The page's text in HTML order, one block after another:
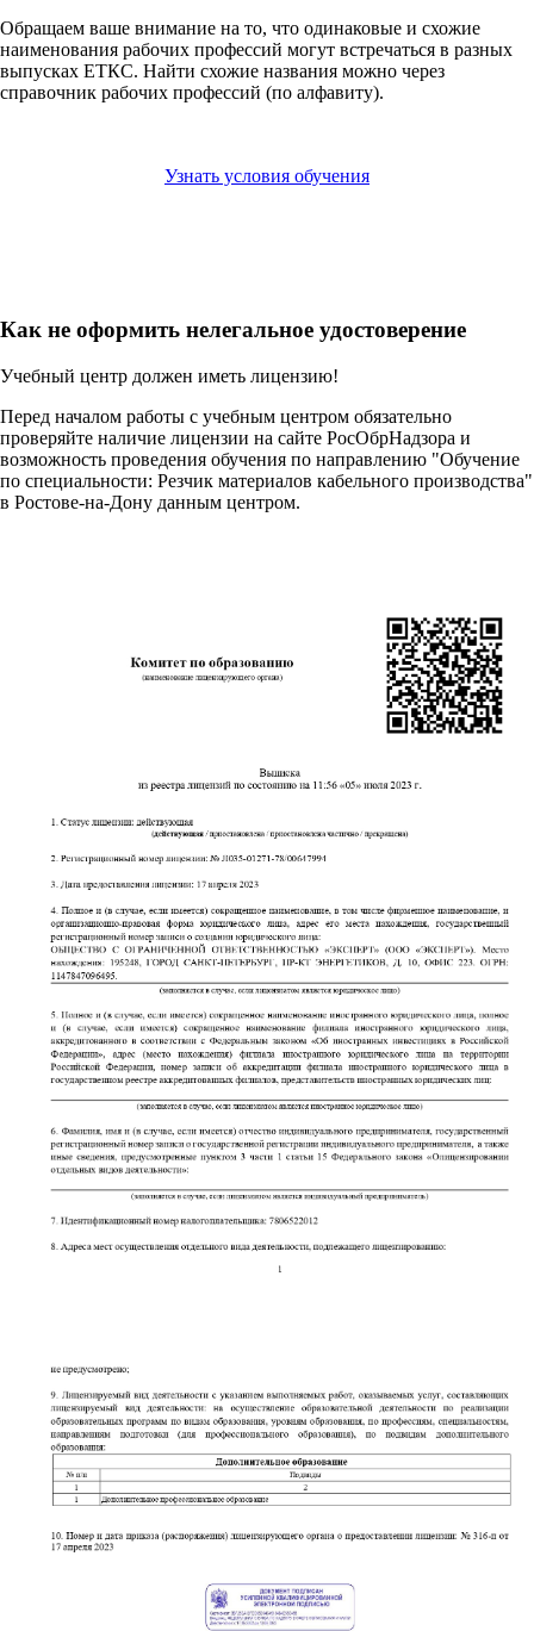
Обращаем ваше внимание на то, что одинаковые и схожие
наименования рабочих профессий могут встречаться в разных
выпусках ЕТКС. Найти схожие названия можно через
справочник рабочих профессий (по алфавиту).
Узнать условия обучения
Как не оформить нелегальное удостоверение
Учебный центр должен иметь лицензию!
Перед началом работы с учебным центром обязательно
проверяйте наличие лицензии на сайте РосОбрНадзора и
возможность проведения обучения по направлению "Обучение
по специальности: Резчик материалов кабельного производства"
в Ростове-на-Дону данным центром.